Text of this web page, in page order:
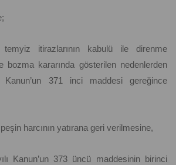
temyiz itirazlarının kabulü ile direnme
bozma kararında gösterilen nedenlerden
Kanun’un 371 inci maddesi gereğince
harcının yatırana geri verilmesine,
Kanun’un 373 üncü maddesinin birinci